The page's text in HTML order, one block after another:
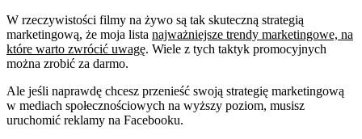
W rzeczywistości filmy na żywo są tak skuteczną strategią
marketingową, że moja lista najważniejsze trendy marketingowe, na
które warto zwrócić uwagę. Wiele z tych taktyk promocyjnych
można zrobić za darmo.
Ale jeśli naprawdę chcesz przenieść swoją strategię marketingową
w mediach społecznościowych na wyższy poziom, musisz
uruchomić reklamy na Facebooku.